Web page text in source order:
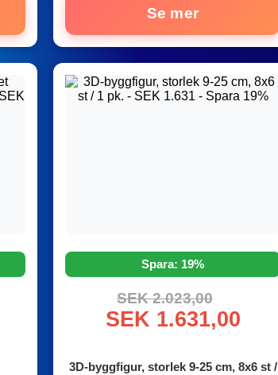
Se mer
Spara: 19%
SEK 2.023,00
SEK 1.631,00
3D-byggfigur, storlek 9-25 cm, 8x6 st /